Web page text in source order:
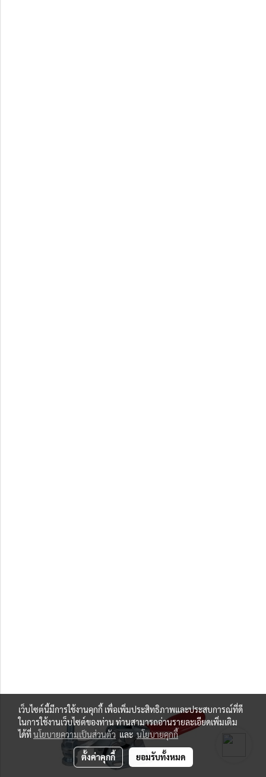
เว็บไซต์นี้มีการใช้งานคุกกี้ เพื่อเพิ่มประสิทธิภาพและประสบการณ์ที่ดี
ในการใช้งานเว็บไซต์ของท่าน ท่านสามารถอ่านรายละเอียดเพิ่มเติม
ได้ที่นโยบายความเป็นส่วนตัว และนโยบายคุกกี้
ตั้งค่าคุกกี้ ยอมรับทั้งหมด